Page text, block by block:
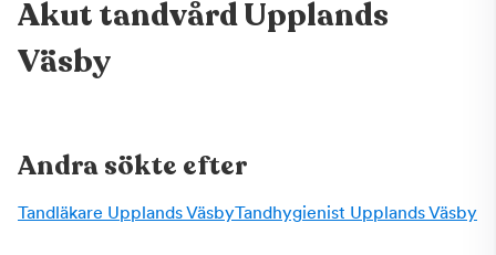
Akut tandvård Upplands
Väsby
Andra sökte efter
Tandläkare Upplands VäsbyTandhygienist Upplands Väsby